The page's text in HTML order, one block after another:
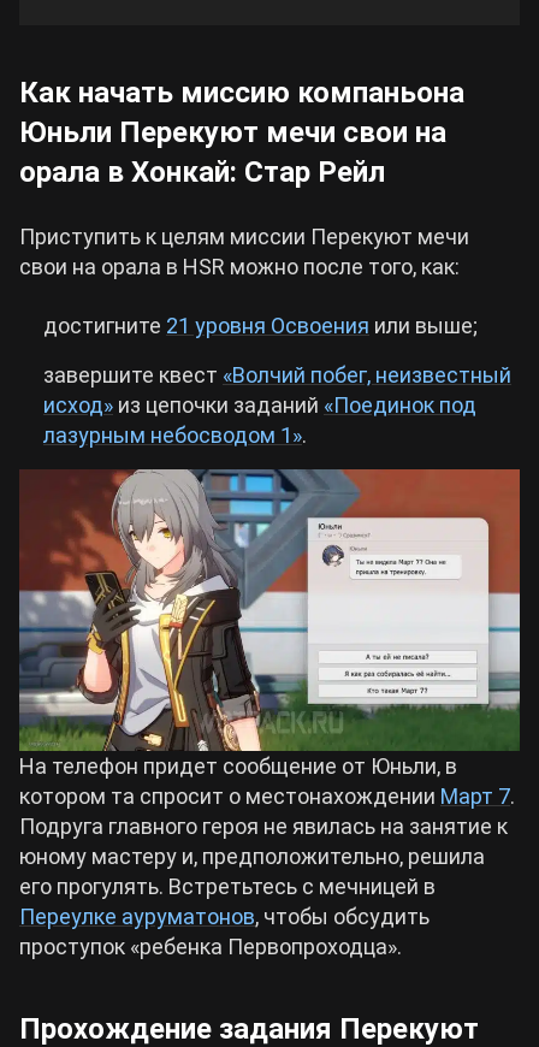
Как начать миссию компаньона
Юньли Перекуют мечи свои на
орала в Хонкай: Стар Рейл
Приступить к целям миссии Перекуют мечи
свои на орала в HSR можно после того, как:
достигните 21 уровня Освоения или выше;
завершите квест «Волчий побег, неизвестный
исход» из цепочки заданий «Поединок под
лазурным небосводом 1».
На телефон придет сообщение от Юньли, в
котором та спросит о местонахождении Март 7.
Подруга главного героя не явилась на занятие к
юному мастеру и, предположительно, решила
его прогулять. Встретьтесь с мечницей в
Переулке ауруматонов, чтобы обсудить
проступок «ребенка Первопроходца».
Прохождение задания Перекуют